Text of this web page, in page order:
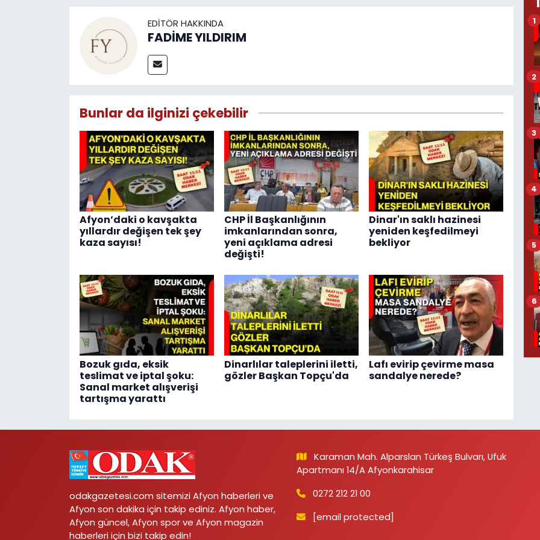
EDITÖR HAKKINDA
FADİME YILDIRIM
Bunlar da ilginizi çekebilir
Afyon’daki o kavşakta
yıllardır değişen tek şey
kaza sayısı!
CHP İl Başkanlığının
imkanlarından sonra,
yeni açıklama adresi
değişti!
Dinar'ın saklı hazinesi
yeniden keşfedilmeyi
bekliyor
Bozuk gıda, eksik
teslimat ve iptal şoku:
Sanal market alışverişi
tartışma yarattı
Dinarlılar taleplerini iletti,
gözler Başkan Topçu'da
Lafı evirip çevirme masa
sandalye nerede?
1
2
3
4
5
6
odakgazetesi.com sitemizi Afyon haberleri ve
Afyon son dakika için takip ediniz. Afyon haber,
Afyon güncel, Afyon spor ve Afyon magazin
haberleri için bizi takip edin!
Karaman Mah. Alparslan Türkeş Bulvarı, Ufuk
Apartmanı 14/A Afyonkarahisar
0272 212 21 00
[email protected]